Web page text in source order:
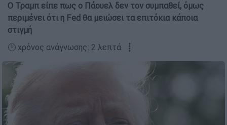
Ο Τραμπ είπε πως ο Πάουελ δεν τον συμπαθεί, όμως
περιμένει ότι η Fed θα μειώσει τα επιτόκια κάποια
στιγμή
🕛 χρόνος ανάγνωσης: 2 λεπτά ┋